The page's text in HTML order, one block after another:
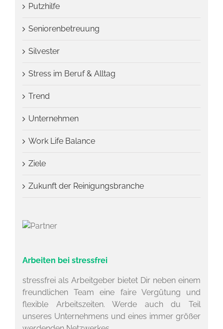
Putzhilfe
Seniorenbetreuung
Silvester
Stress im Beruf & Alltag
Trend
Unternehmen
Work Life Balance
Ziele
Zukunft der Reinigungsbranche
Arbeiten bei stressfrei
stressfrei als Arbeitgeber bietet Dir neben einem
freundlichen Team eine faire Vergütung und
flexible Arbeitszeiten. Werde auch du Teil
unseres Unternehmens und eines immer größer